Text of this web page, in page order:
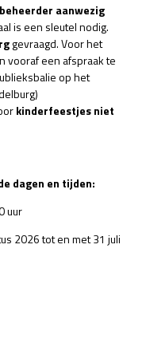
aanwezig
is een sleutel nodig.
gevraagd. Voor het
vooraf een afspraak te
op het
kinderfeestjes niet
dagen en tijden:
uur
2026 tot en met 31 juli